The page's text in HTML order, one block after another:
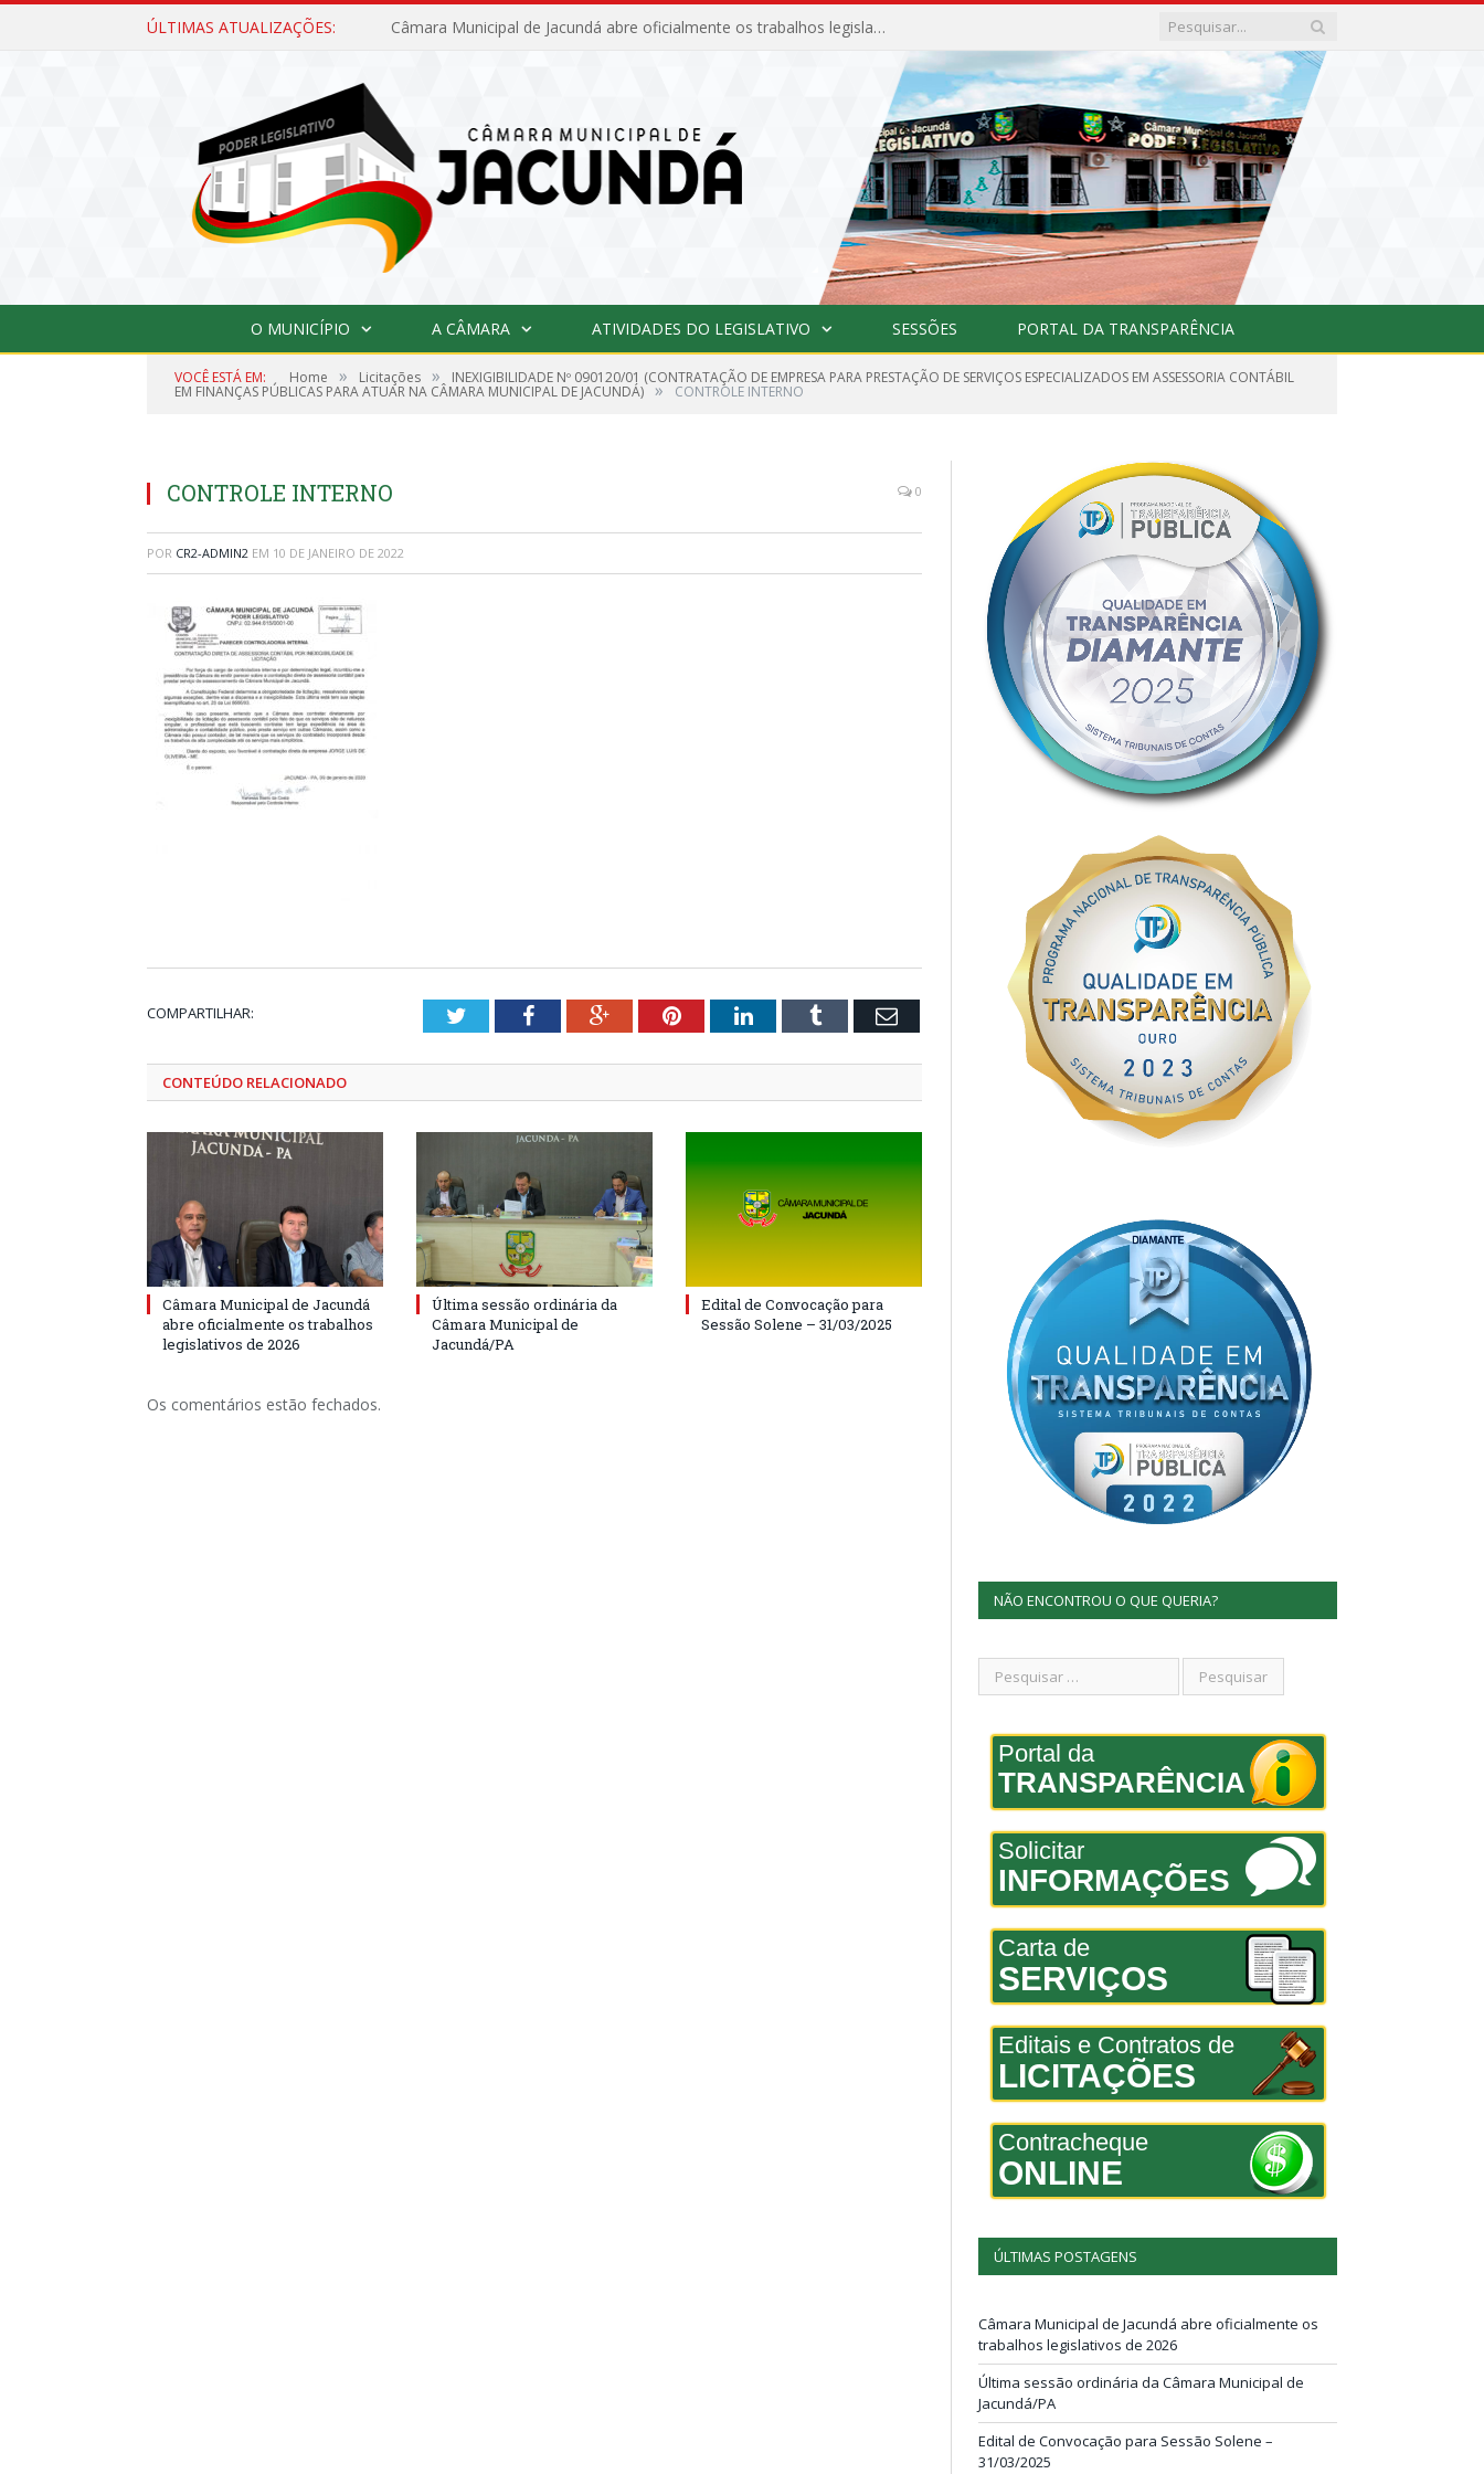
ÚLTIMAS ATUALIZAÇÕES: Câmara Municipal de Jacundá abre oficialmente os trabalhos legislativos de 2026
O MUNICÍPIO A CÂMARA ATIVIDADES DO LEGISLATIVO SESSÕES PORTAL DA TRANSPARÊNCIA
VOCÊ ESTÁ EM: Home » Licitações » INEXIGIBILIDADE Nº 090120/01 (CONTRATAÇÃO DE EMPRESA PARA PRESTAÇÃO DE SERVIÇOS ESPECIALIZADOS EM ASSESSORIA CONTÁBIL
EM FINANÇAS PÚBLICAS PARA ATUAR NA CÂMARA MUNICIPAL DE JACUNDÁ) » CONTROLE INTERNO
CONTROLE INTERNO 0
POR CR2-ADMIN2 EM 10 DE JANEIRO DE 2022
COMPARTILHAR: TwitterFacebookGoogle+PinterestLinkedInTumblr Email
CONTEÚDO RELACIONADO
Câmara Municipal de Jacundá
abre oficialmente os trabalhos
legislativos de 2026
Última sessão ordinária da
Câmara Municipal de
Jacundá/PA
Edital de Convocação para
Sessão Solene – 31/03/2025
Os comentários estão fechados.
NÃO ENCONTROU O QUE QUERIA?
Portal da
TRANSPARÊNCIA
Solicitar
INFORMAÇÕES
Carta de
SERVIÇOS
Editais e Contratos de
LICITAÇÕES
Contracheque
ONLINE
ÚLTIMAS POSTAGENS
Câmara Municipal de Jacundá abre oficialmente os
trabalhos legislativos de 2026
Última sessão ordinária da Câmara Municipal de
Jacundá/PA
Edital de Convocação para Sessão Solene –
31/03/2025